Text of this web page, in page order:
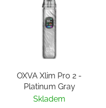
OXVA Xlim Pro 2 -
Platinum Gray
Skladem